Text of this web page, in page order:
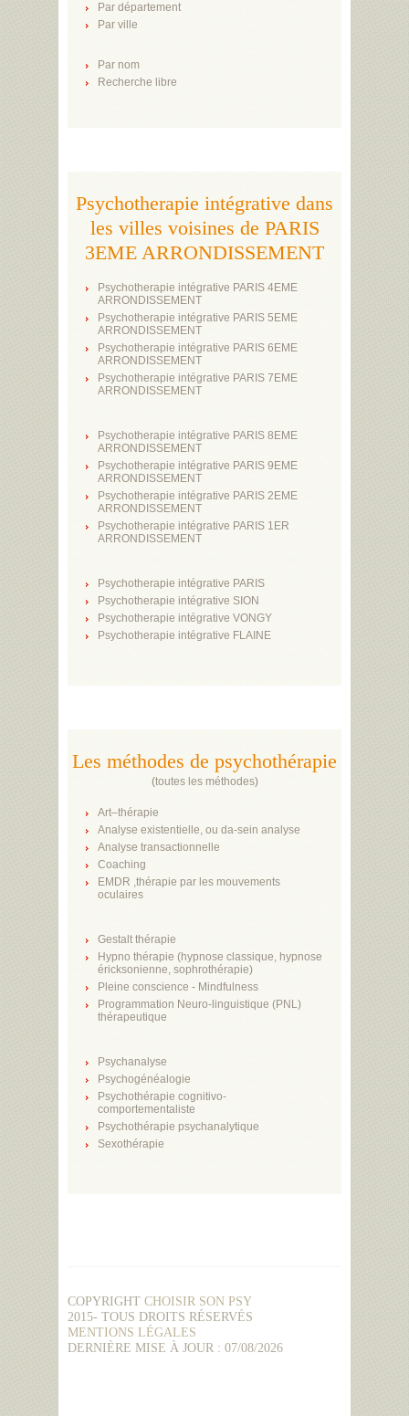
Par département
Par ville
Par nom
Recherche libre
Psychotherapie intégrative dans
les villes voisines de PARIS
3EME ARRONDISSEMENT
Psychotherapie intégrative PARIS 4EME
ARRONDISSEMENT
Psychotherapie intégrative PARIS 5EME
ARRONDISSEMENT
Psychotherapie intégrative PARIS 6EME
ARRONDISSEMENT
Psychotherapie intégrative PARIS 7EME
ARRONDISSEMENT
Psychotherapie intégrative PARIS 8EME
ARRONDISSEMENT
Psychotherapie intégrative PARIS 9EME
ARRONDISSEMENT
Psychotherapie intégrative PARIS 2EME
ARRONDISSEMENT
Psychotherapie intégrative PARIS 1ER
ARRONDISSEMENT
Psychotherapie intégrative PARIS
Psychotherapie intégrative SION
Psychotherapie intégrative VONGY
Psychotherapie intégrative FLAINE
Les méthodes de psychothérapie
(toutes les méthodes)
Art–thérapie
Analyse existentielle, ou da-sein analyse
Analyse transactionnelle
Coaching
EMDR ,thérapie par les mouvements
oculaires
Gestalt thérapie
Hypno thérapie (hypnose classique, hypnose
éricksonienne, sophrothérapie)
Pleine conscience - Mindfulness
Programmation Neuro-linguistique (PNL)
thérapeutique
Psychanalyse
Psychogénéalogie
Psychothérapie cognitivo-
comportementaliste
Psychothérapie psychanalytique
Sexothérapie
COPYRIGHT CHOISIR SON PSY
2015- TOUS DROITS RÉSERVÉS
MENTIONS LÉGALES
DERNIÈRE MISE À JOUR : 07/08/2026